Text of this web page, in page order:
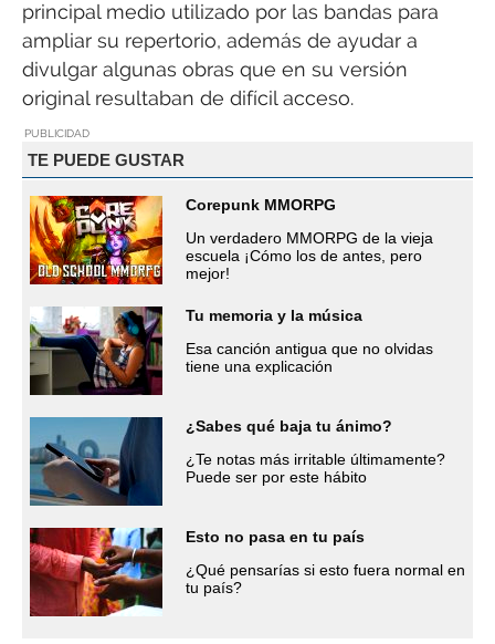
principal medio utilizado por las bandas para
ampliar su repertorio, además de ayudar a
divulgar algunas obras que en su versión
original resultaban de difícil acceso.
PUBLICIDAD
TE PUEDE GUSTAR
Corepunk MMORPG
Un verdadero MMORPG de la vieja
escuela ¡Cómo los de antes, pero
mejor!
Tu memoria y la música
Esa canción antigua que no olvidas
tiene una explicación
¿Sabes qué baja tu ánimo?
¿Te notas más irritable últimamente?
Puede ser por este hábito
Esto no pasa en tu país
¿Qué pensarías si esto fuera normal en
tu país?